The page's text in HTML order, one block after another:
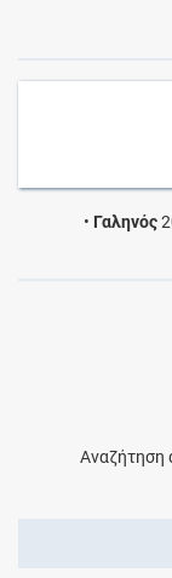
• Γαληνός
Αναζήτηση